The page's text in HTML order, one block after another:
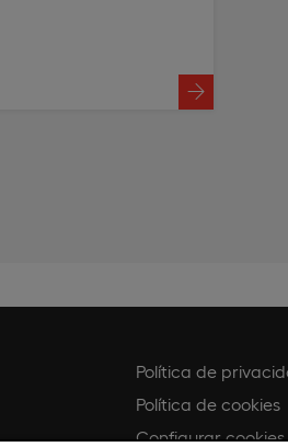
Política de
Política de cookies
Configurar cookies